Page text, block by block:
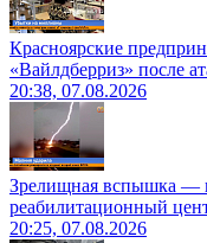
Красноярские
«Вайлдберриз» после
20:38, 07.08.2026
Зрелищная вспышка —
реабилитационный
20:25, 07.08.2026